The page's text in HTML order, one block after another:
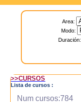
Area:
Modo:
Duración:
>>CURSOS
Lista de cursos :
Num cursos:784